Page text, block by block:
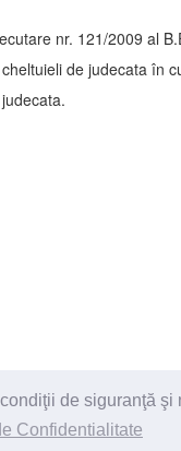
de siguranţă
Confidentialitate
nr. 121/2009 al
de judecata în